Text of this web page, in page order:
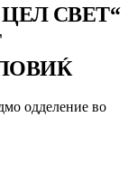
СВЕТ“
одделение во